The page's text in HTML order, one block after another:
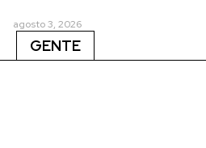
agosto 3, 2026
GENTE